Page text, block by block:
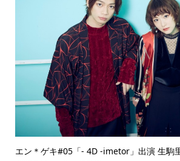
エン＊ゲキ#05「- 4D -imetor」出演 生駒